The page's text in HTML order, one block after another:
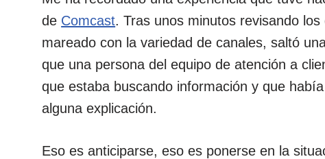
de Comcast. Tras unos minutos revisando
mareado con la variedad de canales, saltó
que una persona del equipo de atención a
que estaba buscando información y que
alguna explicación.
Eso es anticiparse, eso es ponerse en la